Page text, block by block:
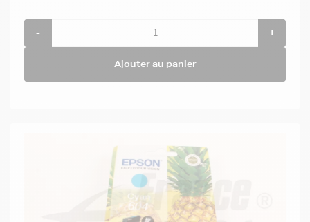
- +
Ajouter au panier